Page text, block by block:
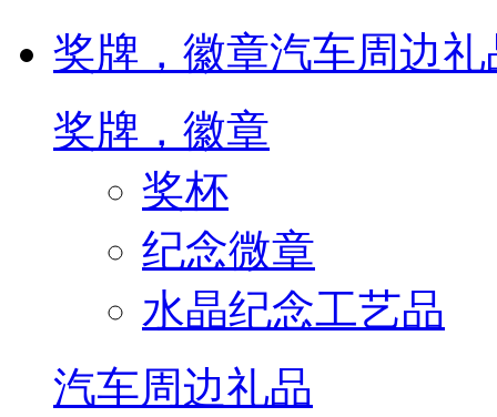
奖牌，徽章汽车周边礼
奖牌，徽章
奖杯
纪念微章
水晶纪念工艺品
汽车周边礼品